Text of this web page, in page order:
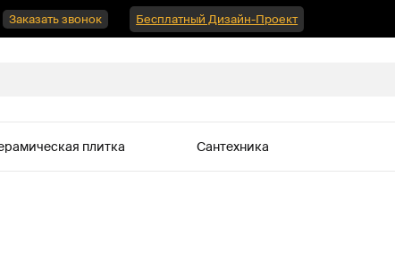
Заказать звонок Бесплатный Дизайн-Проект
плитка Сантехника